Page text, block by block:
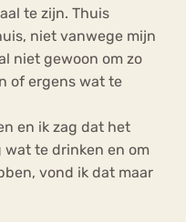
te zijn. Thuis
niet vanwege mijn
niet gewoon om zo
of ergens wat te
en ik zag dat het
wat te drinken en om
vond ik dat maar